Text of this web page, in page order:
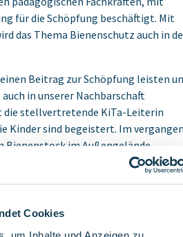
Cookies
für die Schöpfung beschäftigt. Mit
das Thema Bienenschutz auch in
Beitrag zur Schöpfung leisten
in unserer Nachbarschaft
die stellvertretende KiTa-Leiterin
Kinder sind begeistert. Im
Bienenstock im Außengelände
Bienen Honig produzieren und auch
den eigenen Lebensraum